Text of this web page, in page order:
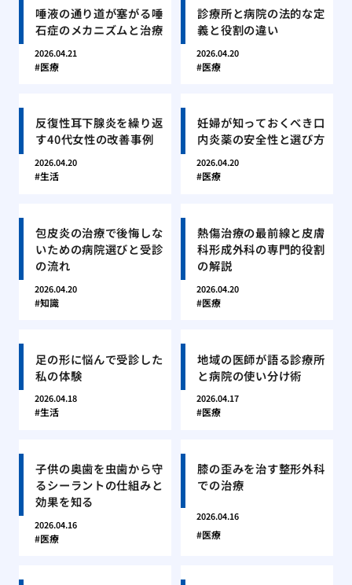
唾液の通り道が塞がる唾
石症のメカニズムと治療
2026.04.21
医療
診療所と病院の法的な定
義と役割の違い
2026.04.20
医療
反復性耳下腺炎を繰り返
す40代女性の改善事例
2026.04.20
生活
妊婦が知っておくべき口
内炎薬の安全性と選び方
2026.04.20
医療
包皮炎の治療で後悔しな
いための病院選びと受診
の流れ
2026.04.20
知識
熱傷治療の最前線と皮膚
科形成外科の専門的役割
の解説
2026.04.20
医療
足の形に悩んで受診した
私の体験
2026.04.18
生活
地域の医師が語る診療所
と病院の使い分け術
2026.04.17
医療
子供の奥歯を虫歯から守
るシーラントの仕組みと
効果を知る
2026.04.16
医療
膝の歪みを治す整形外科
での治療
2026.04.16
医療